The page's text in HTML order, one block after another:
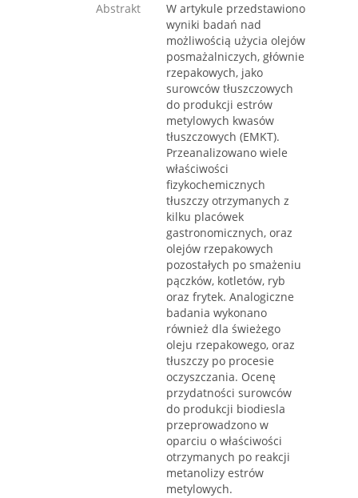
Abstrakt
W artykule przedstawiono
wyniki badań nad
możliwością użycia olejów
posmażalniczych, głównie
rzepakowych, jako
surowców tłuszczowych
do produkcji estrów
metylowych kwasów
tłuszczowych (EMKT).
Przeanalizowano wiele
właściwości
fizykochemicznych
tłuszczy otrzymanych z
kilku placówek
gastronomicznych, oraz
olejów rzepakowych
pozostałych po smażeniu
pączków, kotletów, ryb
oraz frytek. Analogiczne
badania wykonano
również dla świeżego
oleju rzepakowego, oraz
tłuszczy po procesie
oczyszczania. Ocenę
przydatności surowców
do produkcji biodiesla
przeprowadzono w
oparciu o właściwości
otrzymanych po reakcji
metanolizy estrów
metylowych.